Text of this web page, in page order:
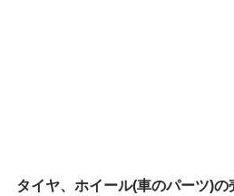
タイヤ、ホイール(車のパーツ)